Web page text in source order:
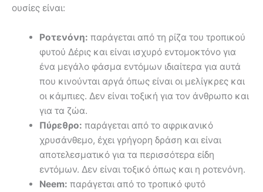
ουσίες είναι:
Ροτενόνη: παράγεται από τη ρίζα του τροπικού
φυτού Δέρις και είναι ισχυρό εντομοκτόνο για
ένα μεγάλο φάσμα εντόμων ιδιαίτερα για αυτά
που κινούνται αργά όπως είναι οι μελίγκρες και
οι κάμπιες. Δεν είναι τοξική για τον άνθρωπο και
για τα ζώα.
Πύρεθρο: παράγεται από το αφρικανικό
χρυσάνθεμο, έχει γρήγορη δράση και είναι
αποτελεσματικό για τα περισσότερα είδη
εντόμων. Δεν είναι τοξικό όπως και η ροτενόνη.
Neem: παράγεται από το τροπικό φυτό